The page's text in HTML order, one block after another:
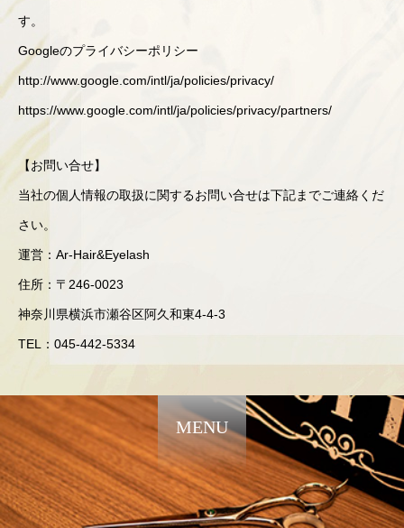
す。
Googleのプライバシーポリシー
http://www.google.com/intl/ja/policies/privacy/
https://www.google.com/intl/ja/policies/privacy/partners/
【お問い合せ】
当社の個人情報の取扱に関するお問い合せは下記までご連絡くだ
さい。
運営：Ar-Hair&Eyelash
住所：〒246-0023
神奈川県横浜市瀬谷区阿久和東4-4-3
TEL：045-442-5334
MENU